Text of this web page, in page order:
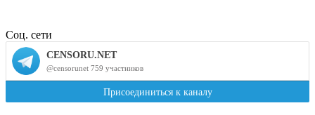
Соц. сети